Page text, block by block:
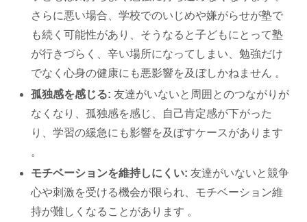
さらに悪い場合、学校でのいじめや嫌がらせが塾で
も続く可能性があり、そうなると子どもにとって塾
が行きづらく、辛い場所になってしまい、勉強だけ
でなく心身の健康にも悪影響を及ぼしかねません 。
孤独感を感じる: 友達がいないと周囲とのつながりが
なくなり、孤独感を感じ、自己肯定感が下がった
り、学習の緩急にも影響を及ぼすケースがあります
。
モチベーションを維持しにくい: 友達がいないと競争
心や刺激を受ける機会が限られ、モチベーション維
持が難しくなることがあります 。